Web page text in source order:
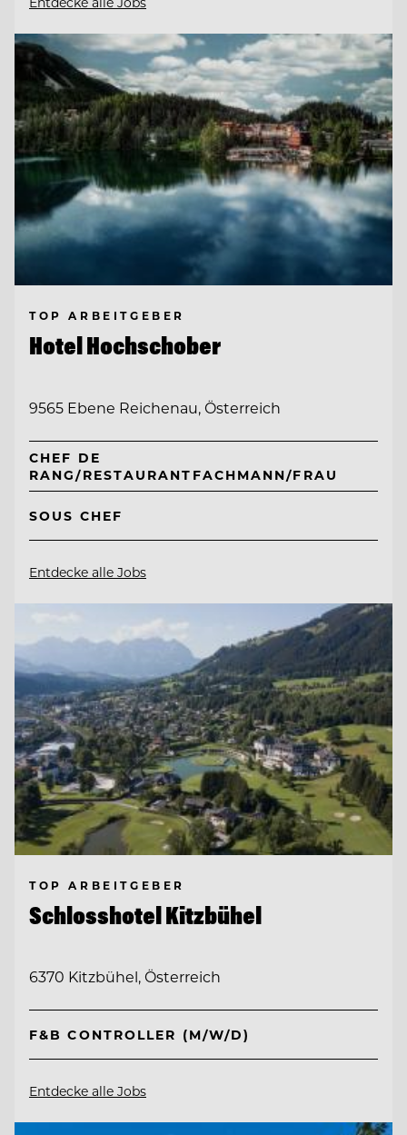
TOP ARBEITGEBER
Hotel Hochschober
9565 Ebene Reichenau, Österreich
CHEF DE
RANG/RESTAURANTFACHMANN/FRAU
SOUS CHEF
Entdecke alle Jobs
TOP ARBEITGEBER
Schlosshotel Kitzbühel
6370 Kitzbühel, Österreich
F&B CONTROLLER (M/W/D)
Entdecke alle Jobs